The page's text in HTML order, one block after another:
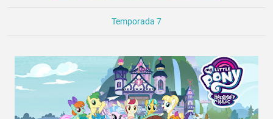
Temporada 7